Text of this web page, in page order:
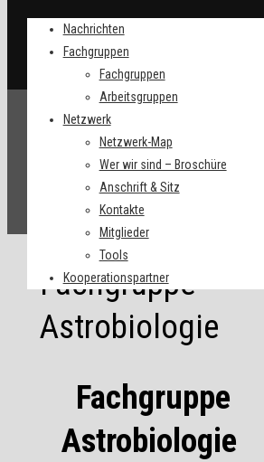
Nachrichten
Fachgruppen
Fachgruppen
Arbeitsgruppen
Netzwerk
Netzwerk-Map
Wer wir sind – Broschüre
Anschrift & Sitz
Kontakte
Mitglieder
Tools
Kooperationspartner
Fachgruppe
Astrobiologie
Fachgruppe
Astrobiologie